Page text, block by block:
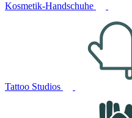
Kosmetik-Handschuhe
Tattoo Studios